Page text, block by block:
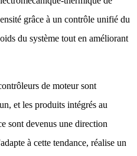
grâce à un contrôle unifié du
du système tout en améliorant
de moteur sont
et les produits intégrés au
sont devenus une direction
à cette tendance, réalise un